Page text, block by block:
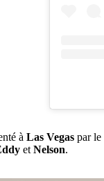
à Las Vegas par le
et Nelson.